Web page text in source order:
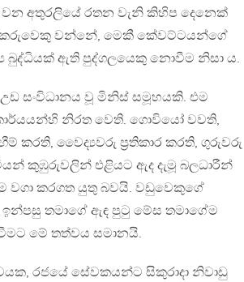
අතුරලියේ රතන වැනි කිහිප දෙනෙක්
වන්නේ, මෙකී කේවට්ටයන්ගේ
බුද්ධියක් ඇති පුද්ගලයෙකු නොවීම නිසා ය.
සංවිධානය වූ මිනිස් සමූහයකි. එම
නිරත වෙති. ගොවියෝ වවති,
කරති, වෛද්‍යවරු ප්‍රතිකාර කරති, ගුරුවරු
කුඹුරුවලින් එළියට ඇද දැමූ බලධාරීන්
වගා කරගත යුතු බවයි. වඩුවෙකුගේ
තමාගේ ඇඳ පුටු මේස තමාගේම
මේ තත්වය සමානයි.
රජයේ සේවකයන්ට සිකුරාදා නිවාඩු